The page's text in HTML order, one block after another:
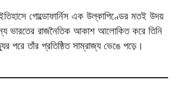
গোল্ডোফার্নিস এক উল্কাপিণ্ডের মতই উদয়
ভারতের রাজনৈতিক আকাশ আলোকিত করে তিনি
পরে তাঁর প্রতিষ্ঠিত সাম্রাজ্য ভেঙে পড়ে।